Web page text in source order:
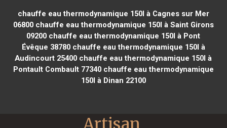
chauffe eau thermodynamique 150l à Cagnes sur Mer
06800chauffe eau thermodynamique 150l à Saint Girons
09200 chauffe eau thermodynamique 150l à Pont
Évêque 38780chauffe eau thermodynamique 150l à
Audincourt 25400 chauffe eau thermodynamique 150l à
Pontault Combault 77340chauffe eau thermodynamique
150l à Dinan 22100
Artisan